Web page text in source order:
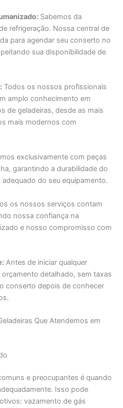
Sabemos da
refrigeração. Nossa central de
para agendar seu conserto no
sua disponibilidade de
Todos os nossos profissionais
amplo conhecimento em
de geladeiras, desde as mais
mais modernos com
exclusivamente com peças
garantindo a durabilidade do
do seu equipamento.
os nossos serviços contam
nossa confiança na
e nosso compromisso com
Antes de iniciar qualquer
detalhado, sem taxas
conserto depois de conhecer
Que Atendemos em
e preocupantes é quando
Isso pode
vazamento de gás